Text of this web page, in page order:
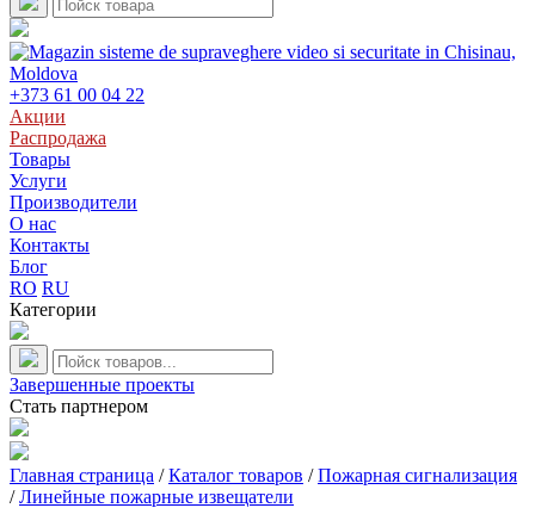
+373 61 00 04 22
Акции
Распродажа
Товары
Услуги
Производители
О нас
Контакты
Блог
RO RU
Категории
Завершенные проекты
Стать партнером
Главная страница / Каталог товаров / Пожарная сигнализация
/ Линейные пожарные извещатели